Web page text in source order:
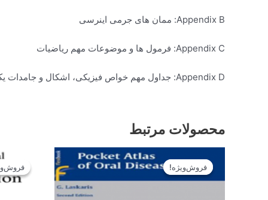
Appendix B: ممان های جرمی اینرسی
Appendix C: فرمول ها و موضوعات مهم ریاضیات
Appendix D: جداول مهم خواص فیزیکی، اشکال و جامدات یکنواخت
محصولات مرتبط
فروش‌ویژه!
فروش‌ویژه!
اصلی
14.900تومان
بود.
قیمت
فعلی
13.410تومان
است.